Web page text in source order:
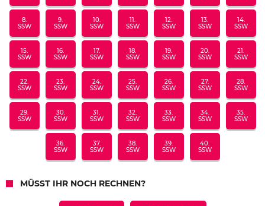
8.
SSW
9.
SSW
10.
SSW
11.
SSW
12.
SSW
13.
SSW
14.
SSW
15.
SSW
16.
SSW
17.
SSW
18.
SSW
19.
SSW
20.
SSW
21.
SSW
22.
SSW
23.
SSW
24.
SSW
25.
SSW
26.
SSW
27.
SSW
28.
SSW
29.
SSW
30.
SSW
31.
SSW
32.
SSW
33.
SSW
34.
SSW
35.
SSW
36.
SSW
37.
SSW
38.
SSW
39.
SSW
40.
SSW
MÜSST IHR NOCH RECHNEN?